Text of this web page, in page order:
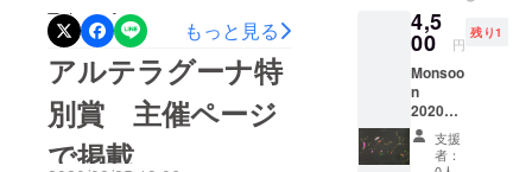
アートセンター世界のアー
ティストと郵送によってコ
ラボレーション中で
す。 今後の
活動『エストニア芸術セン
Tokyo Autumn 2020この
秋、有楽町 wall gallery で展
示させていただきます。今
年は実験段階とのことです
が、作品と壁、お店が混ざ
もっと見る
アルテラグーナ特
別賞 主催ページ
で掲載
ミュージア
ム、静岡)、
「第6回
KOKKA
Inspiration
KOKKA 賞」
4,5
00 円
残り1
Monsoo
n
2020
17×25c
m 紙に
アクリ
支援
者：